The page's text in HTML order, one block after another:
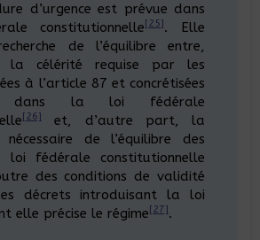
d’urgence est prévue dans
constitutionnelle [25] . Elle
de l’équilibre entre,
la célérité requise par les
à l’article 87 et concrétisées
dans la loi fédérale
[26]et, d’autre part, la
nécessaire de l’équilibre des
loi fédérale constitutionnelle
des conditions de validité
décrets introduisant la loi
elle précise le régime [27].